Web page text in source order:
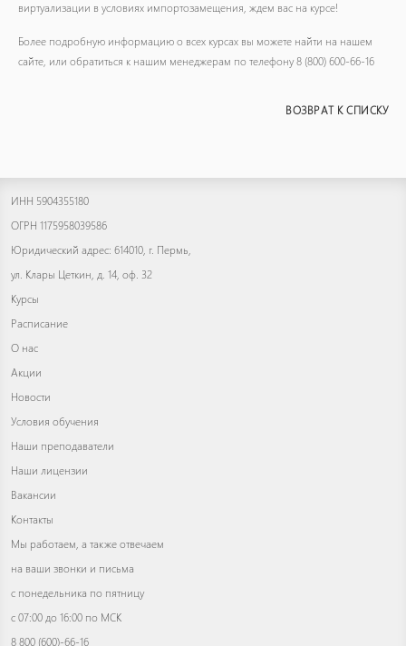
виртуализации в условиях импортозамещения, ждем вас на курсе!
Более подробную информацию о всех курсах вы можете найти на нашем
сайте, или обратиться к нашим менеджерам по телефону 8 (800) 600-66-16
ВОЗВРАТ К СПИСКУ
ИНН 5904355180
ОГРН 1175958039586
Юридический адрес: 614010, г. Пермь,
ул. Клары Цеткин, д. 14, оф. 32
Курсы
Расписание
О нас
Акции
Новости
Условия обучения
Наши преподаватели
Наши лицензии
Вакансии
Контакты
Мы работаем, а также отвечаем
на ваши звонки и письма
с понедельника по пятницу
с 07:00 до 16:00 по МСК
8 800 (600)-66-16